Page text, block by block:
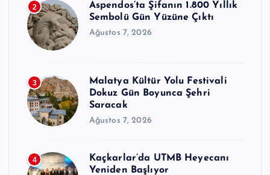
2
Aspendos’ta Şifanın 1.800 Yıllık
Sembolü Gün Yüzüne Çıktı
Ağustos 7, 2026
3
Malatya Kültür Yolu Festivali
Dokuz Gün Boyunca Şehri
Saracak
Ağustos 7, 2026
4
Kaçkarlar’da UTMB Heyecanı
Yeniden Başlıyor